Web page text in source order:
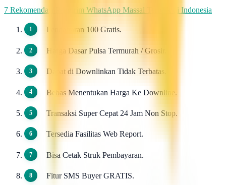
7 Rekomendasi Pengirim WhatsApp Massal Terbaik di Indonesia
Pendaftaran 100 Gratis.
Harga Dasar Pulsa Termurah / Grosir.
Dapat di Downlinkan Tidak Terbatas.
Bebas Menentukan Harga Ke Downline.
Transaksi Super Cepat 24 Jam Non Stop.
Tersedia Fasilitas Web Report.
Bisa Cetak Struk Pembayaran.
Fitur SMS Buyer GRATIS.